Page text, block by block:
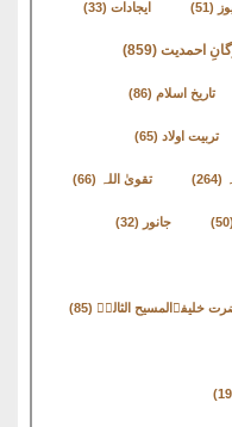
(51) ایجادات (33)
احمدیت (859)
تاریخ اسلام (86)
تربیت اولاد (65)
(264) تقویٰ اللہ (66)
(50) جانور (32)
خلیفۃالمسیح الثالثؒ (85)